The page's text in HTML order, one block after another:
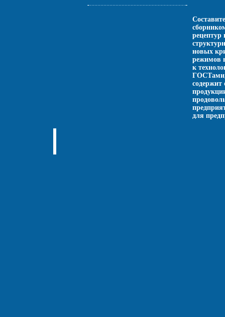
новых
режимов
к
ГОСТами,
содержит
для